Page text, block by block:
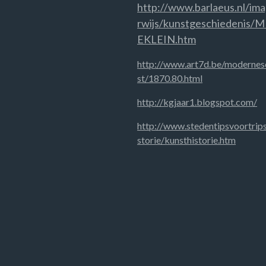
http://www.barlaeus.nl/
rwijs/kunstgeschiedenis/
EKLEIN.htm
http://www.art7d.be/
st/1870.80.html
http://kgjaar1.blogspot.com/
http://
storie/kunsthistorie.htm